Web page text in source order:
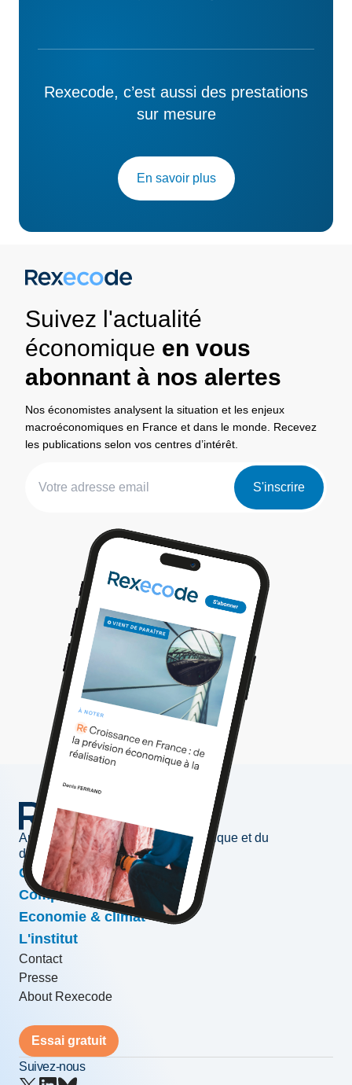
Rexecode, c’est aussi des prestations
sur mesure
En savoir plus
Suivez l'actualité
économique en vous
abonnant à nos alertes
Nos économistes analysent la situation et les enjeux
macroéconomiques en France et dans le monde. Recevez
les publications selon vos centres d’intérêt.
S'inscrire
Au service de l'information économique et du
développement des entreprises
Conjoncture & prévisions
Compétitivité & croissance
Economie & climat
L'institut
Contact
Presse
About Rexecode
Essai gratuit
Suivez-nous